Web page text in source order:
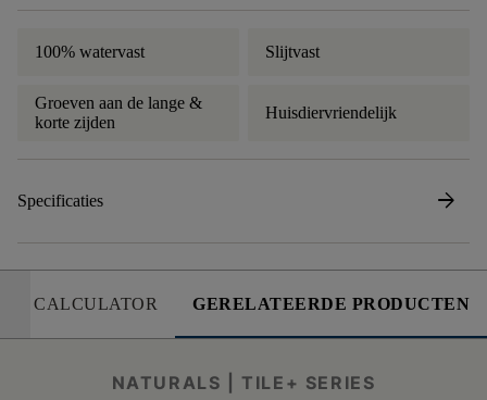
100% watervast Slijtvast
Groeven aan de lange &
korte zijden
Huisdiervriendelijk
Specificaties arrow_forward
CALCULATOR GERELATEERDE PRODUCTEN
NATURALS | TILE+ SERIES